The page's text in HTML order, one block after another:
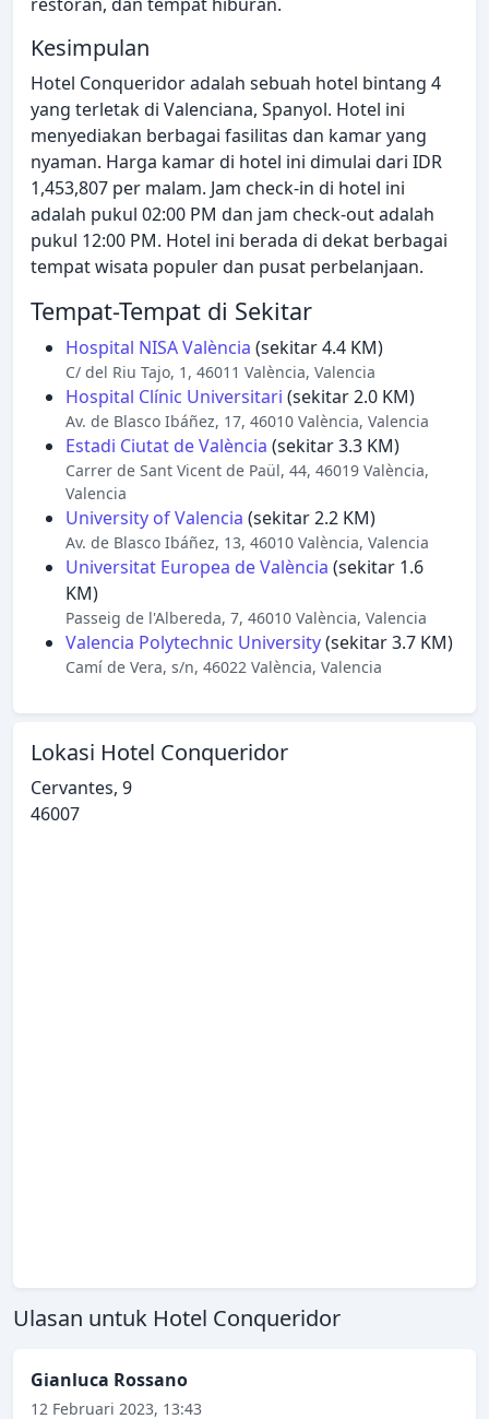
Kesimpulan
Hotel Conqueridor adalah sebuah hotel bintang 4
yang terletak di Valenciana, Spanyol. Hotel ini
menyediakan berbagai fasilitas dan kamar yang
nyaman. Harga kamar di hotel ini dimulai dari IDR
1,453,807 per malam. Jam check-in di hotel ini
adalah pukul 02:00 PM dan jam check-out adalah
pukul 12:00 PM. Hotel ini berada di dekat berbagai
tempat wisata populer dan pusat perbelanjaan.
Tempat-Tempat di Sekitar
Hospital NISA València (sekitar 4.4 KM)
C/ del Riu Tajo, 1, 46011 València, Valencia
Hospital Clínic Universitari (sekitar 2.0 KM)
Av. de Blasco Ibáñez, 17, 46010 València, Valencia
Estadi Ciutat de València (sekitar 3.3 KM)
Carrer de Sant Vicent de Paül, 44, 46019 València,
Valencia
University of Valencia (sekitar 2.2 KM)
Av. de Blasco Ibáñez, 13, 46010 València, Valencia
Universitat Europea de València (sekitar 1.6
KM)
Passeig de l'Albereda, 7, 46010 València, Valencia
Valencia Polytechnic University(sekitar 3.7 KM)
Camí de Vera, s/n, 46022 València, Valencia
Lokasi Hotel Conqueridor
Cervantes, 9
46007
Ulasan untuk Hotel Conqueridor
Gianluca Rossano
12 Februari 2023, 13:43